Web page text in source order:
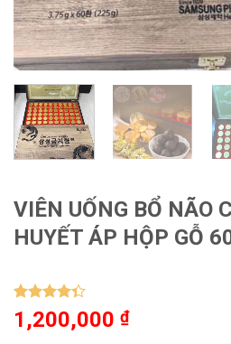
VIÊN UỐNG BỔ NÃO
HUYẾT ÁP HỘP GỖ
4.33trên
5 dựa
3
1,200,000 ₫